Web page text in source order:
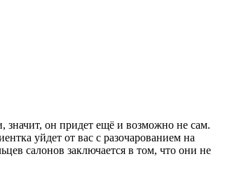
значит, он придет ещё и возможно не сам.
уйдет от вас с разочарованием на
салонов заключается в том, что они не